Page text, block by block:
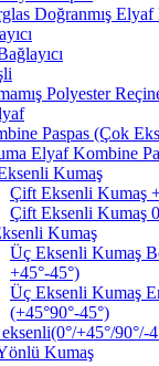
Doğranmış
Polyester
Paspas (Çok
Elyaf Kombine
Kumaş
Çift Eksenli Kumaş
Çift Eksenli Kumaş
Kumaş
Üç Eksenli Kumaş
+45°-45°)
Üç Eksenli Kumaş
(+45°90°-45°)
+45°/90°/-
Kumaş